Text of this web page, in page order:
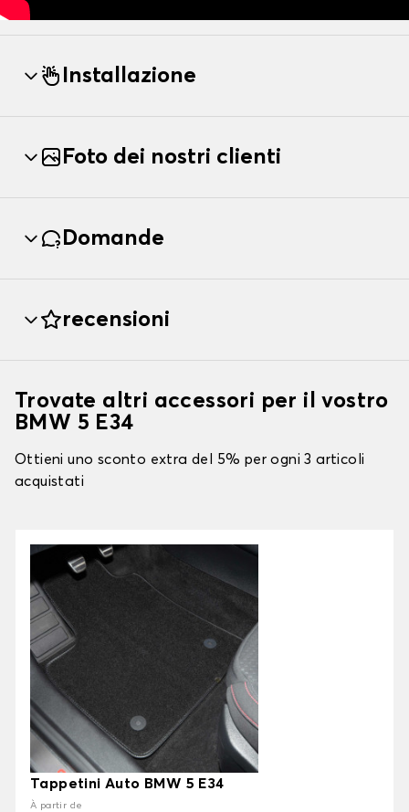
Installazione
Foto dei nostri clienti
Domande
recensioni
Trovate altri accessori per il vostro
BMW 5 E34
Ottieni uno sconto extra del 5% per ogni 3 articoli
acquistati
Tappetini Auto BMW 5 E34
À partir de